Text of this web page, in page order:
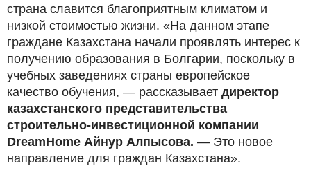
страна славится благоприятным климатом и
низкой стоимостью жизни. «На данном этапе
граждане Казахстана начали проявлять интерес к
получению образования в Болгарии, поскольку в
учебных заведениях страны европейское
качество обучения, — рассказывает директор
казахстанского представительства
строительно-инвестиционной компании
DreamHome Айнур Алпысова. — Это новое
направление для граждан Казахстана».